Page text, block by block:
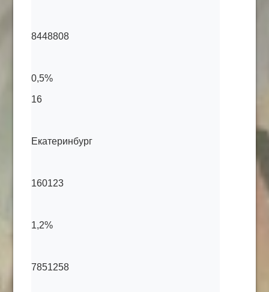
8448808
0,5%
16
Екатеринбург
160123
1,2%
7851258